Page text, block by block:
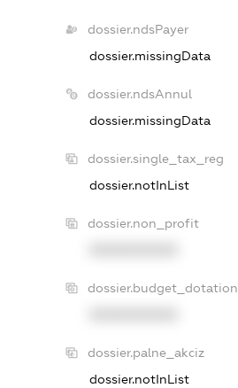
dossier.ndsPayer
dossier.missingData
dossier.ndsAnnul
dossier.missingData
dossier.single_tax_reg
dossier.notInList
dossier.non_profit
dossier.budget_dotation
dossier.palne_akciz
dossier.notInList